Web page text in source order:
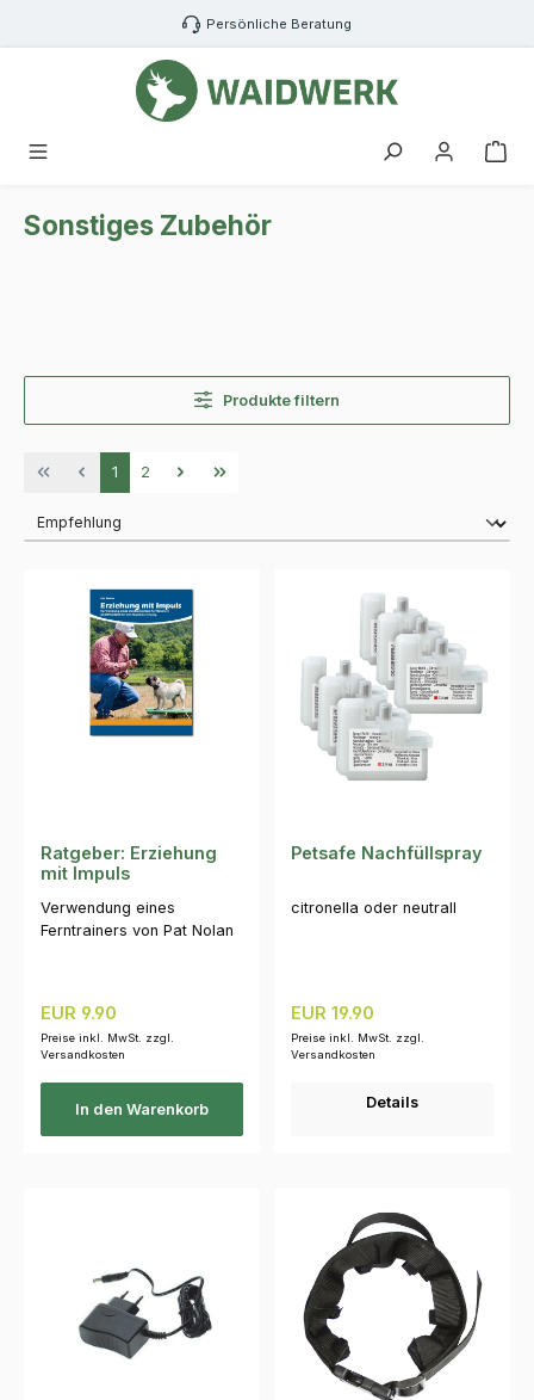
Zum Hauptinhalt springen Persönliche Beratung
Sonstiges Zubehör
Produkte filtern
Seite
1 Seite
2
Ratgeber: Erziehung
mit Impuls
Verwendung eines
Ferntrainers von Pat Nolan
Regulärer Preis:
EUR 9.90
Preise inkl. MwSt. zzgl.
Versandkosten
In den Warenkorb
Petsafe Nachfüllspray
citronella oder neutrall
Regulärer Preis:
EUR 19.90
Preise inkl. MwSt. zzgl.
Versandkosten
Details